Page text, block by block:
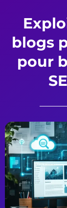
blogs
pour